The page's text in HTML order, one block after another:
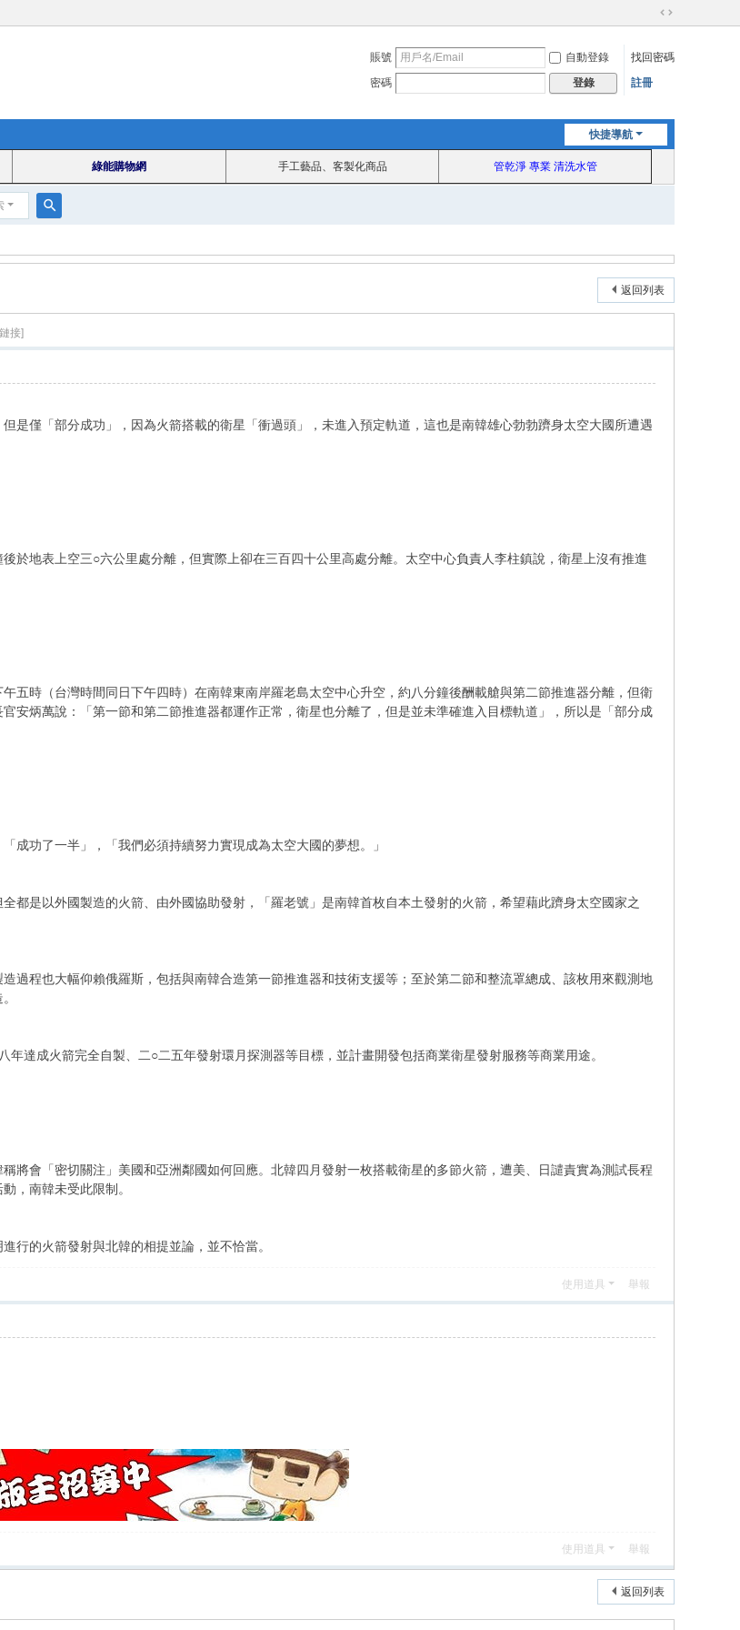
切
到
賬號 自動登錄
找回密碼
密碼
登錄 註冊
快捷導航
綠能購物網 手工藝品、客製化商品 管乾淨 專業 清洗水管
索
返回列表
接]
是僅「部分成功」，因為火箭搭載的衛星「衝過頭」，未進入預定軌道，這也是南韓雄心勃勃躋身太空大國所遭遇
於地表上空三○六公里處分離，但實際上卻在三百四十公里高處分離。太空中心負責人李柱鎮說，衛星上沒有推進
五時（台灣時間同日下午四時）在南韓東南岸羅老島太空中心升空，約八分鐘後酬載艙與第二節推進器分離，但衛
安炳萬說：「第一節和第二節推進器都運作正常，衛星也分離了，但是並未準確進入目標軌道」，所以是「部分成
成功了一半」，「我們必須持續努力實現成為太空大國的夢想。」
都是以外國製造的火箭、由外國協助發射，「羅老號」是南韓首枚自本土發射的火箭，希望藉此躋身太空國家之
過程也大幅仰賴俄羅斯，包括與南韓合造第一節推進器和技術支援等；至於第二節和整流罩總成、該枚用來觀測地
年達成火箭完全自製、二○二五年發射環月探測器等目標，並計畫開發包括商業衛星發射服務等商業用途。
將會「密切關注」美國和亞洲鄰國如何回應。北韓四月發射一枚搭載衛星的多節火箭，遭美、日譴責實為測試長程
，南韓未受此限制。
行的火箭發射與北韓的相提並論，並不恰當。
使用道具 舉報
使用道具 舉報
返回列表